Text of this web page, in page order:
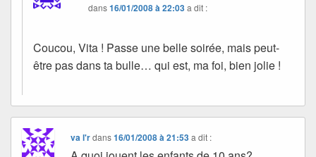
dans16/01/2008 à 22:03a dit :
Coucou, Vita ! Passe une belle soirée, mais peut-
être pas dans ta bulle… qui est, ma foi, bien jolie !
va l'rdans16/01/2008 à 21:53 a dit :